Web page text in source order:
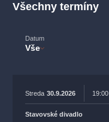
Všechny termíny
Datum
Vše
Streda 30.9.2026 19:00
Stavovské divadlo
národnídivadlo